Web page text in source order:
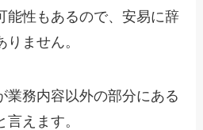
能性もあるので、安易に辞
ません。
業務内容以外の部分にある
えます。